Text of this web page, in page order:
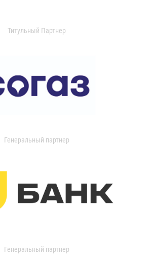
Титульный Партнер
Генеральный партнер
Генеральный партнер